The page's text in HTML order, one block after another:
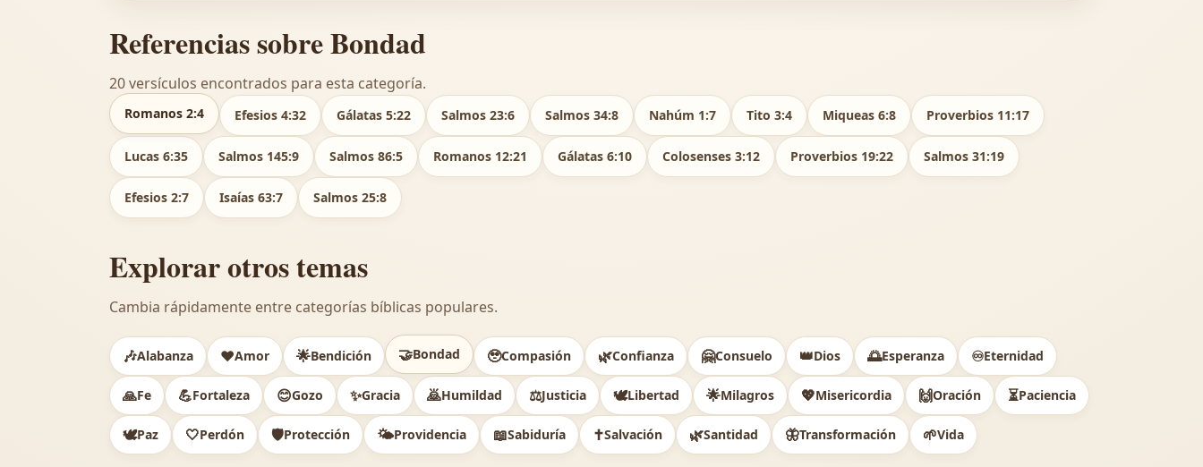
Referencias sobre Bondad
20 versículos encontrados para esta categoría.
Romanos 2:4 Efesios 4:32 Gálatas 5:22 Salmos 23:6 Salmos 34:8 Nahúm 1:7 Tito 3:4 Miqueas 6:8 Proverbios 11:17
Lucas 6:35 Salmos 145:9 Salmos 86:5 Romanos 12:21 Gálatas 6:10 Colosenses 3:12 Proverbios 19:22 Salmos 31:19
Efesios 2:7 Isaías 63:7 Salmos 25:8
Explorar otros temas
Cambia rápidamente entre categorías bíblicas populares.
🎶Alabanza ❤️Amor 🌟Bendición 🤝Bondad 🥹Compasión 🌿Confianza 🤗Consuelo 👑Dios 🌅Esperanza ♾️Eternidad
🙏Fe 💪Fortaleza 😊Gozo ✨Gracia 🙇Humildad ⚖️Justicia 🕊Libertad 🌟Milagros 💖Misericordia 🙌Oración ⏳Paciencia
🕊️Paz 🤍Perdón 🛡️Protección 🌤️Providencia 📖Sabiduría ✝️Salvación 🌿Santidad 🦋Transformación 🌱Vida